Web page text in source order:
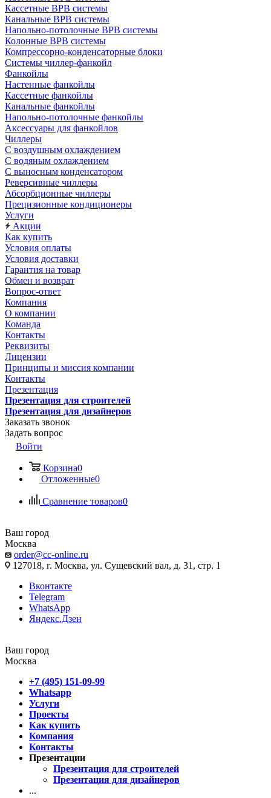
Кассетные ВРВ системы
Канальные ВРВ системы
Напольно-потолочные ВРВ системы
Колонные ВРВ системы
Компрессорно-конденсаторные блоки
Системы чиллер-фанкойл
Фанкойлы
Настенные фанкойлы
Кассетные фанкойлы
Канальные фанкойлы
Напольно-потолочные фанкойлы
Аксессуары для фанкойлов
Чиллеры
С воздушным охлаждением
С водяным охлаждением
С выносным конденсатором
Реверсивные чиллеры
Абсорбционные чиллеры
Прецизионные кондиционеры
Услуги
Акции
Как купить
Условия оплаты
Условия доставки
Гарантия на товар
Обмен и возврат
Вопрос-ответ
Компания
О компании
Команда
Контакты
Реквизиты
Лицензии
Принципы и миссия компании
Контакты
Презентация
Презентация для строителей
Презентация для дизайнеров
Заказать звонок
Задать вопрос
Войти
Корзина0
Отложенные0
Сравнение товаров0
Ваш город
Москва
order@cc-online.ru
127018, г. Москва, ул. Сущевский вал, д. 31, стр. 1
Вконтакте
Telegram
WhatsApp
Яндекс.Дзен
Ваш город
Москва
+7 (495) 151-09-99
Whatsapp
Услуги
Проекты
Как купить
Компания
Контакты
Презентации
Презентация для строителей
Презентация для дизайнеров
...